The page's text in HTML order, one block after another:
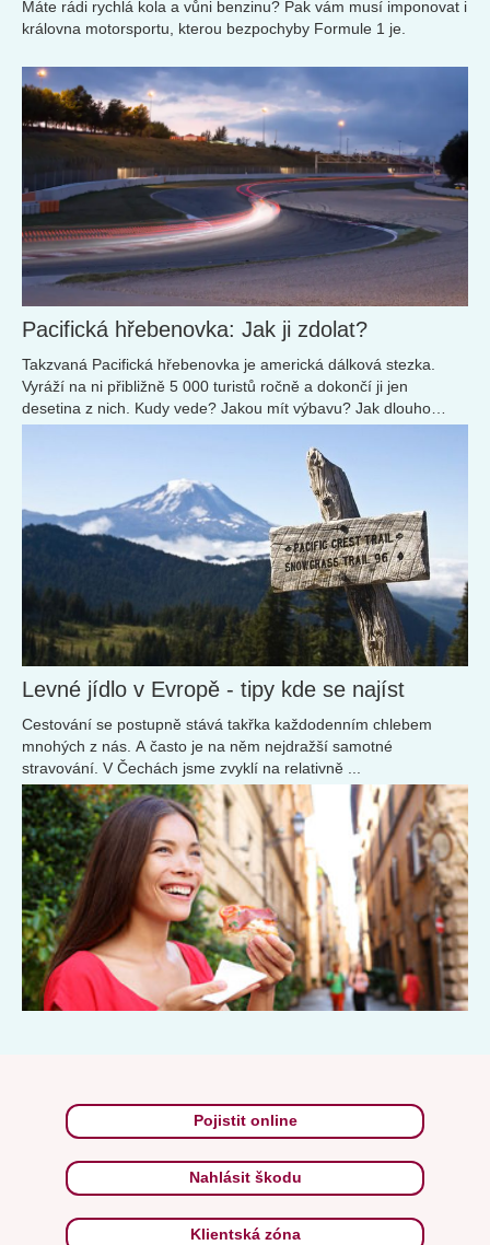
Máte rádi rychlá kola a vůni benzinu? Pak vám musí imponovat i
královna motorsportu, kterou bezpochyby Formule 1 je.
Pacifická hřebenovka: Jak ji zdolat?
Takzvaná Pacifická hřebenovka je americká dálková stezka.
Vyráží na ni přibližně 5 000 turistů ročně a dokončí ji jen
desetina z nich. Kudy vede? Jakou mít výbavu? Jak dlouho
trvá? A kteří Češi jí už šli?
Levné jídlo v Evropě - tipy kde se najíst
Cestování se postupně stává takřka každodenním chlebem
mnohých z nás. A často je na něm nejdražší samotné
stravování. V Čechách jsme zvyklí na relativně ...
Pojistit online
Nahlásit škodu
Klientská zóna